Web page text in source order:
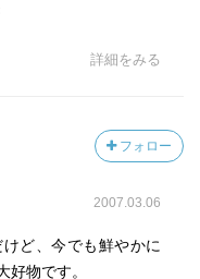
詳細をみる
フォロー
2007.03.06
ど、今でも鮮やかに
好物です。